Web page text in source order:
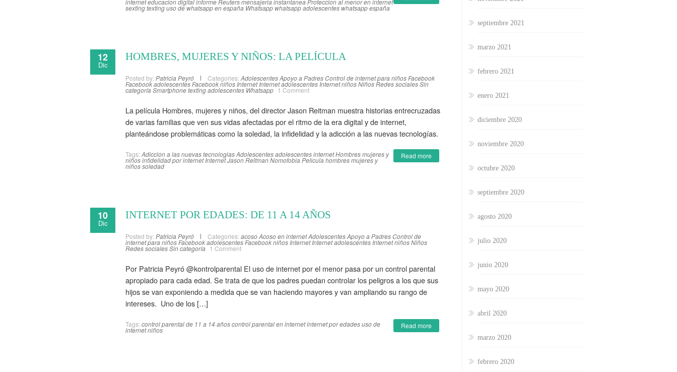
interneteducacion digitalinforme Reutersmensajeria instantanea Proteccion al menor en internet
sextingtextinguso de whatsapp en españa Whatsapp whatsapp adolescentes whatsapp españa
12
Dic
HOMBRES, MUJERES Y NIÑOS: LA PELÍCULA
Posted by: Patricia Peyró Categories: AdolescentesApoyo a PadresControl de internet para niñosFacebook
Facebook adolescentesFacebook niños Internet Internet adolescentes Internet niñosNiñosRedes socialesSin
categoría Smartphonetexting adolescentes Whatsapp 1 Comment
La película Hombres, mujeres y niños, del director Jason Reitman muestra historias entrecruzadas
de varias familias que ven sus vidas afectadas por el ritmo de la era digital y de internet,
planteándose problemáticas como la soledad, la infidelidad y la adicción a las nuevas tecnologías.
Read more
Tags: Adiccion a las nuevas tecnologiasAdolescentesadolescentes internetHombres mujeres y
niñosinfidelidad por internet InternetJason ReitmanNomofobia Pelicula hombres mujeres y
niñossoledad
10
Dic
INTERNET POR EDADES: DE 11 A 14 AÑOS
Posted by: Patricia Peyró Categories: acosoAcoso en internetAdolescentesApoyo a PadresControl de
internet para niñosFacebook adolescentesFacebook niños Internet Internet adolescentes Internet niñosNiños
Redes socialesSin categoría 1 Comment
Por Patricia Peyró @kontrolparental El uso de internet por el menor pasa por un control parental
apropiado para cada edad. Se trata de que los padres puedan controlar los peligros a los que sus
hijos se van exponiendo a medida que se van haciendo mayores y van ampliando su rango de
intereses. Uno de los […]
Read more
Tags: control parental de 11 a 14 añoscontrol parental en internetinternet por edadesuso de
internet niños
septiembre 2021
marzo 2021
febrero 2021
enero 2021
diciembre 2020
noviembre 2020
octubre 2020
septiembre 2020
agosto 2020
julio 2020
junio 2020
mayo 2020
abril 2020
marzo 2020
febrero 2020